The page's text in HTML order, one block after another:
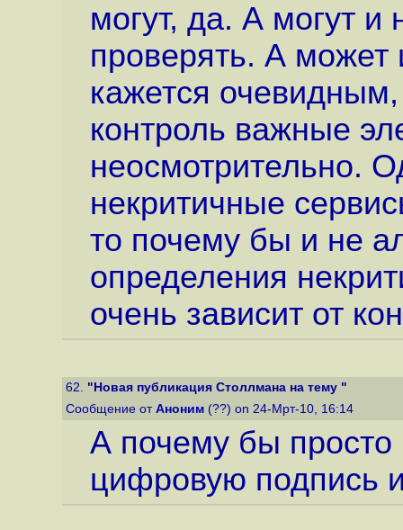
могут, да. А могут
проверять. А может
кажется
контроль важные
неосмотрительно.
некритичные
то почему бы и не
определения
очень зависит от
62. "Новая публикация Столлмана на тему "
Сообщение от Аноним (??) on 24-Мрт-10, 16:14
А почему бы просто
цифровую подпись